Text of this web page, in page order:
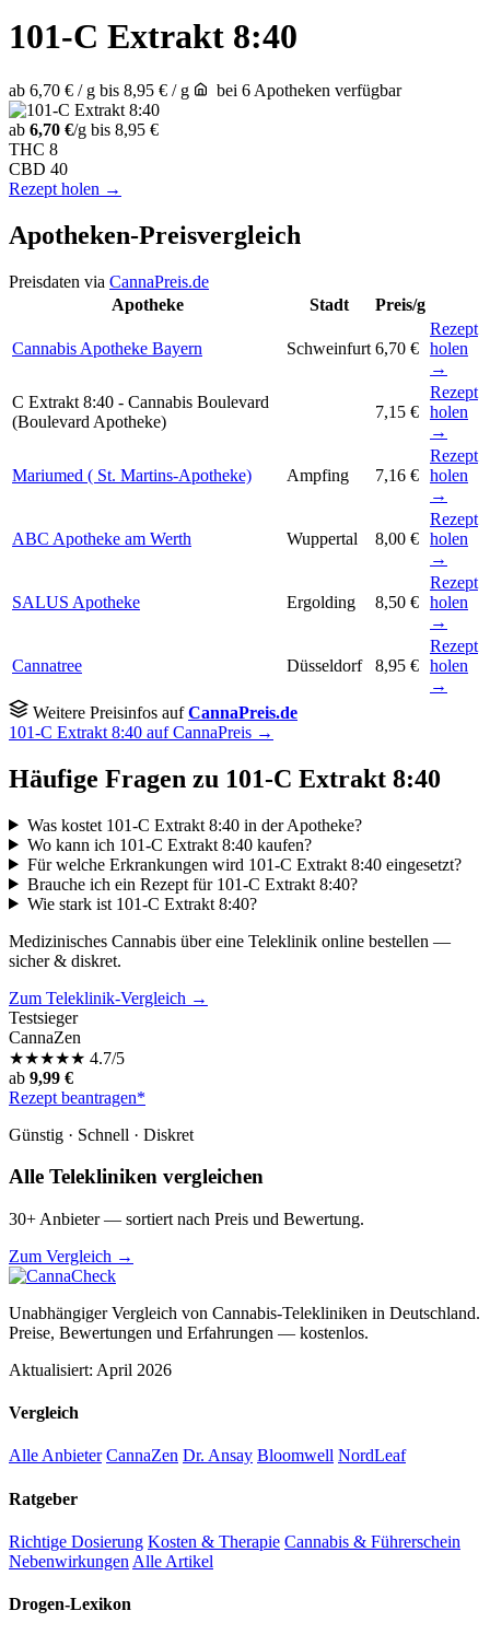
101-C Extrakt 8:40
ab 6,70 € / g bis 8,95 € / g bei 6 Apotheken verfügbar
ab 6,70 €/g bis 8,95 €
THC 8
CBD 40
Rezept holen →
Apotheken-Preisvergleich
Preisdaten via CannaPreis.de
Apotheke
Stadt Preis/g
Cannabis Apotheke Bayern Schweinfurt 6,70 €
Rezept
holen
→
C Extrakt 8:40 - Cannabis Boulevard
(Boulevard Apotheke)
7,15 €
Rezept
holen
→
Mariumed ( St. Martins-Apotheke) Ampfing 7,16 €
Rezept
holen
→
ABC Apotheke am Werth Wuppertal 8,00 €
Rezept
holen
→
SALUS Apotheke Ergolding 8,50 €
Rezept
holen
→
Cannatree Düsseldorf 8,95 €
Rezept
holen
→
Weitere Preisinfos aufCannaPreis.de
101-C Extrakt 8:40 auf CannaPreis →
Häufige Fragen zu 101-C Extrakt 8:40
Was kostet 101-C Extrakt 8:40 in der Apotheke?
Wo kann ich 101-C Extrakt 8:40 kaufen?
Für welche Erkrankungen wird 101-C Extrakt 8:40 eingesetzt?
Brauche ich ein Rezept für 101-C Extrakt 8:40?
Wie stark ist 101-C Extrakt 8:40?
Medizinisches Cannabis über eine Teleklinik online bestellen —
sicher & diskret.
Zum Teleklinik-Vergleich →
Testsieger
CannaZen
★★★★★ 4.7/5
ab 9,99 €
Rezept beantragen*
Günstig · Schnell · Diskret
Alle Telekliniken vergleichen
30+ Anbieter — sortiert nach Preis und Bewertung.
Zum Vergleich →
Unabhängiger Vergleich von Cannabis-Telekliniken in Deutschland.
Preise, Bewertungen und Erfahrungen — kostenlos.
Aktualisiert: April 2026
Vergleich
Alle Anbieter CannaZen Dr. Ansay Bloomwell NordLeaf
Ratgeber
Richtige Dosierung Kosten & Therapie Cannabis & Führerschein
Nebenwirkungen Alle Artikel
Drogen-Lexikon